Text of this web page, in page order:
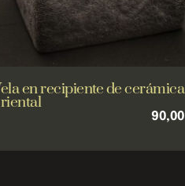
en recipiente de cerámica
90,00